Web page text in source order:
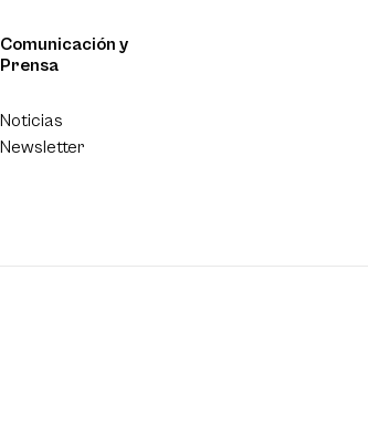
Comunicación y
Prensa
Noticias
Newsletter